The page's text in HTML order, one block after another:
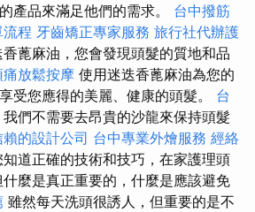
產品來滿足他們的需求。 台中撥筋
程 牙齒矯正專家服務 旅行社代辦護
蓖麻油，您會發現頭髮的質地和品
痛放鬆按摩 使用迷迭香蓖麻油為您的
受您應得的美麗、健康的頭髮。 台
我們不需要去昂貴的沙龍來保持頭髮
的設計公司 台中專業外燴服務 經絡
道正確的技術和技巧，在家護理頭
麼是真正重要的，什麼是應該避免
雖然每天洗頭很誘人，但重要的是不